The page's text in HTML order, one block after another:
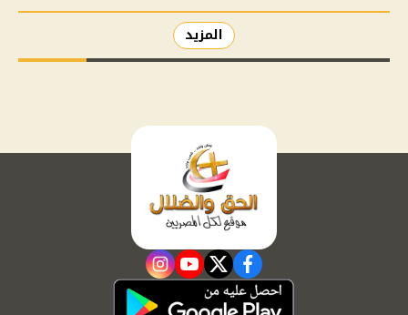
المزيد
facebook
twitter
youtube
instagram